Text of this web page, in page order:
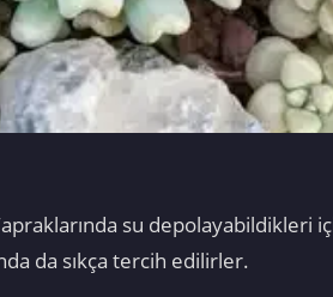
su depolayabildikleri
da sıkça tercih edilirler.